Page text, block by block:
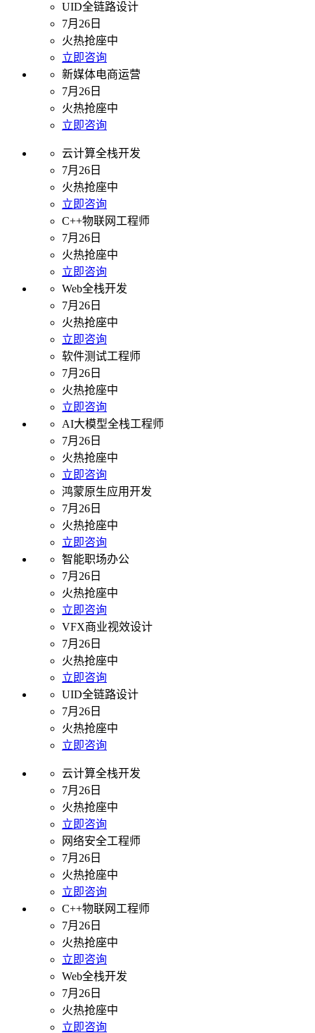
UID全链路设计
7月26日
火热抢座中
立即咨询
新媒体电商运营
7月26日
火热抢座中
立即咨询
云计算全栈开发
7月26日
火热抢座中
立即咨询
C++物联网工程师
7月26日
火热抢座中
立即咨询
Web全栈开发
7月26日
火热抢座中
立即咨询
软件测试工程师
7月26日
火热抢座中
立即咨询
AI大模型全栈工程师
7月26日
火热抢座中
立即咨询
鸿蒙原生应用开发
7月26日
火热抢座中
立即咨询
智能职场办公
7月26日
火热抢座中
立即咨询
VFX商业视效设计
7月26日
火热抢座中
立即咨询
UID全链路设计
7月26日
火热抢座中
立即咨询
云计算全栈开发
7月26日
火热抢座中
立即咨询
网络安全工程师
7月26日
火热抢座中
立即咨询
C++物联网工程师
7月26日
火热抢座中
立即咨询
Web全栈开发
7月26日
火热抢座中
立即咨询